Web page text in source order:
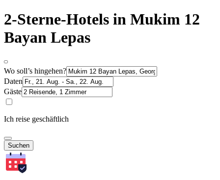
2-Sterne-Hotels in Mukim 12
Bayan Lepas
Wo soll’s hingehen?
Daten
Gäste
Ich reise geschäftlich
Suchen